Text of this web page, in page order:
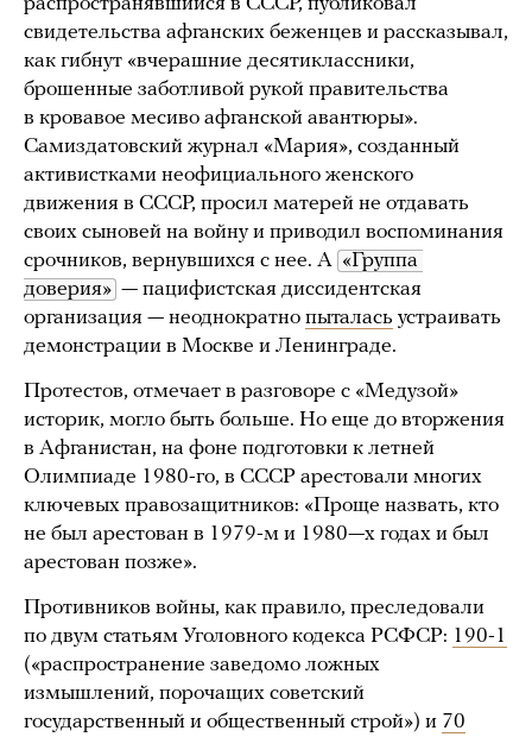
свидетельства афганских беженцев и рассказывал,
как гибнут «вчерашние десятиклассники,
брошенные заботливой рукой правительства
в кровавое месиво афганской авантюры».
Самиздатовский журнал «Мария», созданный
активистками неофициального женского
движения в СССР, просил матерей не отдавать
своих сыновей на войну и приводил воспоминания
срочников, вернувшихся с нее. А «Группа
доверия» — пацифистская диссидентская
организация — неоднократно пыталась устраивать
демонстрации в Москве и Ленинграде.
Протестов, отмечает в разговоре с «Медузой»
историк, могло быть больше. Но еще до вторжения
в Афганистан, на фоне подготовки к летней
Олимпиаде 1980-го, в СССР арестовали многих
ключевых правозащитников: «Проще назвать, кто
не был арестован в 1979-м и 1980—х годах и был
арестован позже».
Противников войны, как правило, преследовали
по двум статьям Уголовного кодекса РСФСР: 190-1
(«распространение заведомо ложных
измышлений, порочащих советский
государственный и общественный строй») и 70